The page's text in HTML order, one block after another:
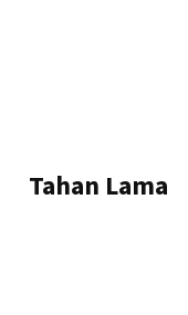
Tahan Lama